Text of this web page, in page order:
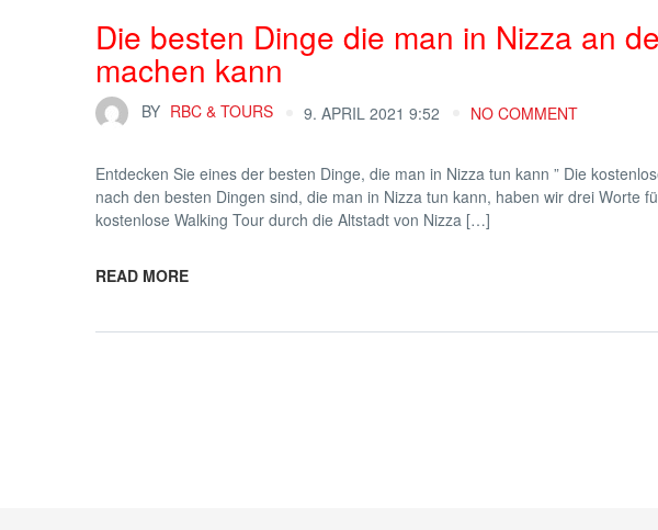
Die besten Dinge die man in Nizza an
machen kann
BY RBC & TOURS 9. APRIL 2021 9:52 NO COMMENT
Entdecken Sie eines der besten Dinge, die man in Nizza tun kann ” Die
nach den besten Dingen sind, die man in Nizza tun kann, haben wir drei Worte
kostenlose Walking Tour durch die Altstadt von Nizza […]
READ MORE